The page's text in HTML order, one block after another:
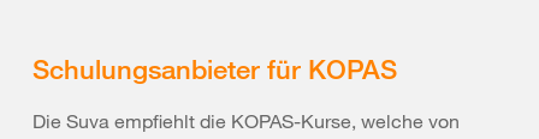
Schulungsanbieter für KOPAS
Die Suva empfiehlt die KOPAS-Kurse, welche von